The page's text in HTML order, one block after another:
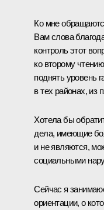
Ко мне
Вам слова
контроль этот
ко второму
поднять уровень
в тех районах, из
Хотела бы
дела, имеющие
и не являются,
социальными
Сейчас я
ориентации, о